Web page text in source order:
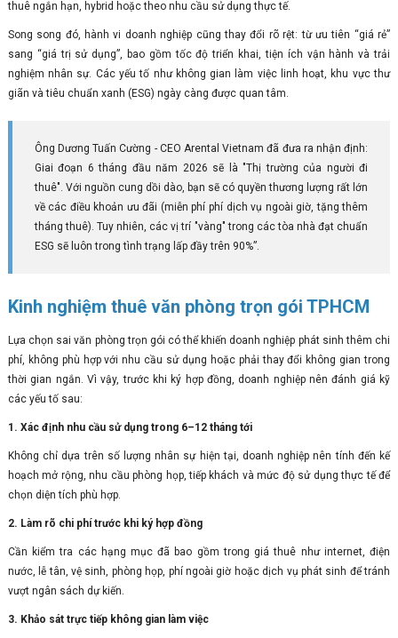
thuê ngắn hạn, hybrid hoặc theo nhu cầu sử dụng thực tế.
Song song đó, hành vi doanh nghiệp cũng thay đổi rõ rệt: từ ưu tiên “giá rẻ”
sang “giá trị sử dụng”, bao gồm tốc độ triển khai, tiện ích vận hành và trải
nghiệm nhân sự. Các yếu tố như không gian làm việc linh hoạt, khu vực thư
giãn và tiêu chuẩn xanh (ESG) ngày càng được quan tâm.
Ông Dương Tuấn Cường - CEO Arental Vietnam đã đưa ra nhận định:
Giai đoạn 6 tháng đầu năm 2026 sẽ là "Thị trường của người đi
thuê". Với nguồn cung dồi dào, bạn sẽ có quyền thương lượng rất lớn
về các điều khoản ưu đãi (miễn phí phí dịch vụ ngoài giờ, tặng thêm
tháng thuê). Tuy nhiên, các vị trí "vàng" trong các tòa nhà đạt chuẩn
ESG sẽ luôn trong tình trạng lấp đầy trên 90%”.
Kinh nghiệm thuê văn phòng trọn gói TPHCM
Lựa chọn sai văn phòng trọn gói có thể khiến doanh nghiệp phát sinh thêm chi
phí, không phù hợp với nhu cầu sử dụng hoặc phải thay đổi không gian trong
thời gian ngắn. Vì vậy, trước khi ký hợp đồng, doanh nghiệp nên đánh giá kỹ
các yếu tố sau:
1. Xác định nhu cầu sử dụng trong 6–12 tháng tới
Không chỉ dựa trên số lượng nhân sự hiện tại, doanh nghiệp nên tính đến kế
hoạch mở rộng, nhu cầu phòng họp, tiếp khách và mức độ sử dụng thực tế để
chọn diện tích phù hợp.
2. Làm rõ chi phí trước khi ký hợp đồng
Cần kiểm tra các hạng mục đã bao gồm trong giá thuê như internet, điện
nước, lễ tân, vệ sinh, phòng họp, phí ngoài giờ hoặc dịch vụ phát sinh để tránh
vượt ngân sách dự kiến.
3. Khảo sát trực tiếp không gian làm việc